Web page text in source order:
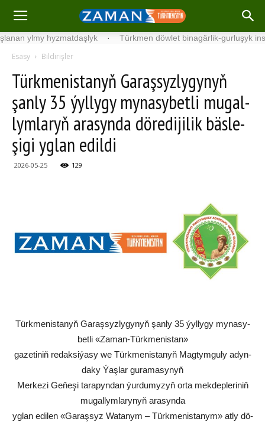
hyzmatdaşlyk · Türkmen döwlet binagärlik-gurluşyk
Esasy Bildirişler
Türk­me­nis­ta­nyň Ga­raş­syz­ly­gy­nyň
şan­ly 35 ýyl­ly­gy my­na­sy­bet­li mu­gal­
lym­la­ry­ň ara­syn­da dö­re­di­ji­lik bäs­le­
şi­gi­ yglan edildi
2026-05-25 129
Türk­me­nis­ta­nyň Ga­raş­syz­ly­gy­nyň şan­ly 35 ýyl­ly­gy my­na­sy­
bet­li «Za­man-Türk­me­nis­tan»
ga­ze­ti­niň re­dak­si­ýa­sy we Türk­me­nis­ta­nyň Mag­tym­gu­ly adyn­
da­ky Ýaş­lar gu­ra­ma­sy­nyň
Mer­ke­zi Ge­ňe­şi ta­ra­pyn­dan ýur­du­my­zyň or­ta mek­dep­le­ri­niň
mu­gal­lym­la­ry­nyň ara­syn­da
yg­lan edi­len «Ga­raş­syz Wa­ta­nym – Türk­me­nis­ta­nym» at­ly dö­